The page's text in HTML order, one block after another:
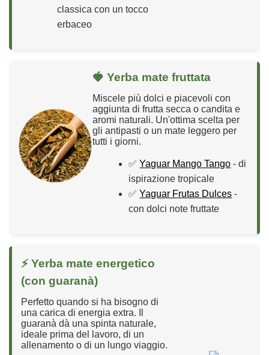
classica con un tocco
erbaceo
🍓 Yerba mate fruttata
Miscele più dolci e piacevoli con
aggiunta di frutta secca o candita e
aromi naturali. Un'ottima scelta per
gli antipasti o un mate leggero per
tutti i giorni.
✅Yaguar Mango Tango - di
ispirazione tropicale
✅Yaguar Frutas Dulces -
con dolci note fruttate
⚡ Yerba mate energetico
(con guaranà)
Perfetto quando si ha bisogno di
una carica di energia extra. Il
guaranà dà una spinta naturale,
ideale prima del lavoro, di un
allenamento o di un lungo viaggio.